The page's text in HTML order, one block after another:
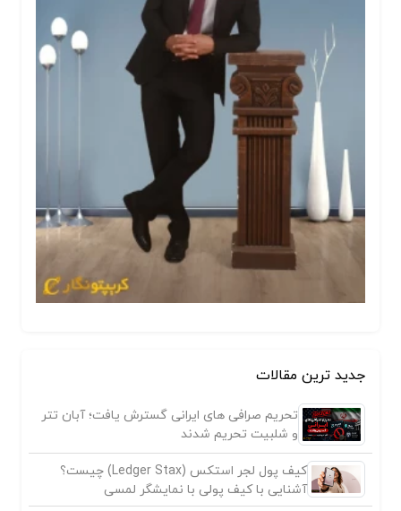
جدید ترین مقالات
تحریم صرافی های ایرانی گسترش یافت؛ آبان تتر
و شلبیت تحریم شدند
کیف پول لجر استکس (Ledger Stax) چیست؟
آشنایی با کیف پولی با نمایشگر لمسی